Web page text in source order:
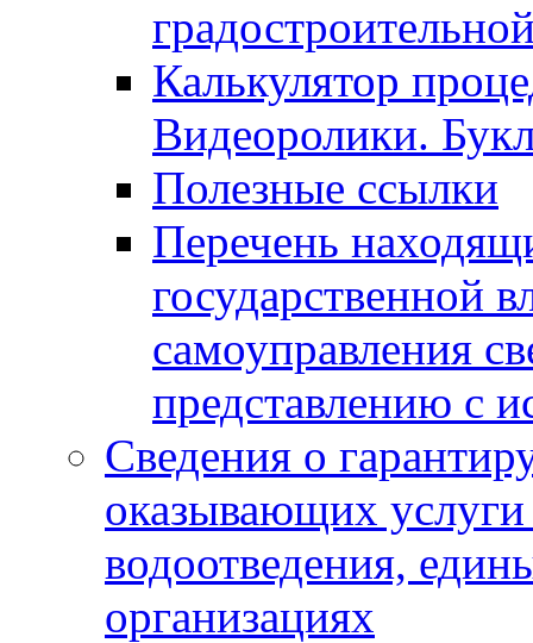
Калькулятор
Видеоролики.
Полезные ссылки
Перечень
государственной
самоуправления
представлению с
Сведения о
оказывающих
водоотведения,
организациях